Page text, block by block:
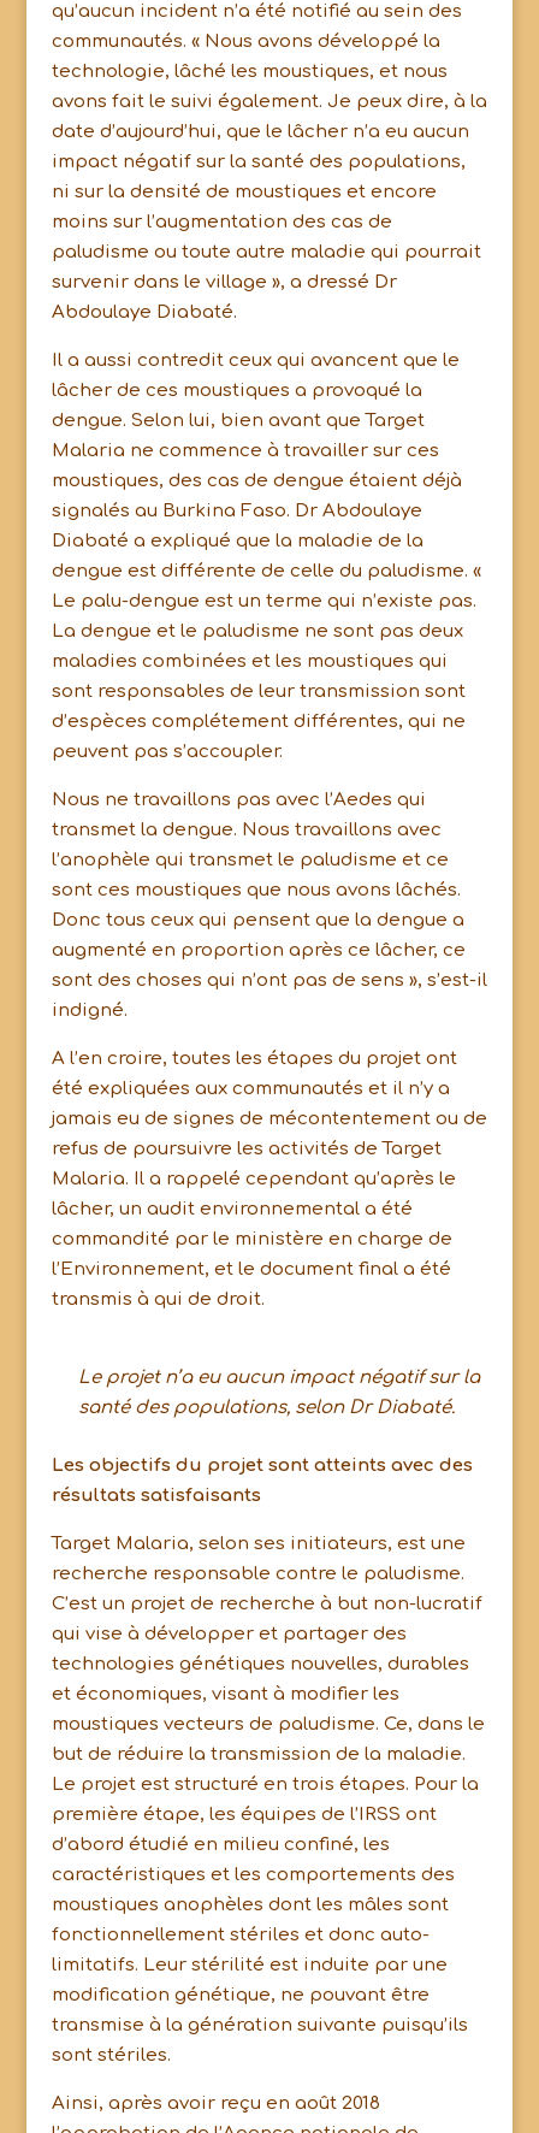
qu’aucun incident n’a été notifié au sein des
communautés. « Nous avons développé la
technologie, lâché les moustiques, et nous
avons fait le suivi également. Je peux dire, à la
date d’aujourd’hui, que le lâcher n’a eu aucun
impact négatif sur la santé des populations,
ni sur la densité de moustiques et encore
moins sur l’augmentation des cas de
paludisme ou toute autre maladie qui pourrait
survenir dans le village », a dressé Dr
Abdoulaye Diabaté.
Il a aussi contredit ceux qui avancent que le
lâcher de ces moustiques a provoqué la
dengue. Selon lui, bien avant que Target
Malaria ne commence à travailler sur ces
moustiques, des cas de dengue étaient déjà
signalés au Burkina Faso. Dr Abdoulaye
Diabaté a expliqué que la maladie de la
dengue est différente de celle du paludisme. «
Le palu-dengue est un terme qui n’existe pas.
La dengue et le paludisme ne sont pas deux
maladies combinées et les moustiques qui
sont responsables de leur transmission sont
d’espèces complétement différentes, qui ne
peuvent pas s’accoupler.
Nous ne travaillons pas avec l’Aedes qui
transmet la dengue. Nous travaillons avec
l’anophèle qui transmet le paludisme et ce
sont ces moustiques que nous avons lâchés.
Donc tous ceux qui pensent que la dengue a
augmenté en proportion après ce lâcher, ce
sont des choses qui n’ont pas de sens », s’est-il
indigné.
A l’en croire, toutes les étapes du projet ont
été expliquées aux communautés et il n’y a
jamais eu de signes de mécontentement ou de
refus de poursuivre les activités de Target
Malaria. Il a rappelé cependant qu’après le
lâcher, un audit environnemental a été
commandité par le ministère en charge de
l’Environnement, et le document final a été
transmis à qui de droit.
Le projet n’a eu aucun impact négatif sur la
santé des populations, selon Dr Diabaté.
Les objectifs du projet sont atteints avec des
résultats satisfaisants
Target Malaria, selon ses initiateurs, est une
recherche responsable contre le paludisme.
C’est un projet de recherche à but non-lucratif
qui vise à développer et partager des
technologies génétiques nouvelles, durables
et économiques, visant à modifier les
moustiques vecteurs de paludisme. Ce, dans le
but de réduire la transmission de la maladie.
Le projet est structuré en trois étapes. Pour la
première étape, les équipes de l’IRSS ont
d’abord étudié en milieu confiné, les
caractéristiques et les comportements des
moustiques anophèles dont les mâles sont
fonctionnellement stériles et donc auto-
limitatifs. Leur stérilité est induite par une
modification génétique, ne pouvant être
transmise à la génération suivante puisqu’ils
sont stériles.
Ainsi, après avoir reçu en août 2018